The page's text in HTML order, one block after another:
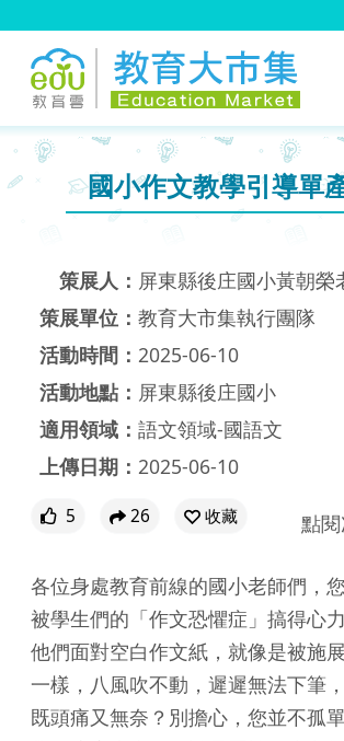
::: 國小作文教學引導單
策展人： 屏東縣後庄國小黃朝榮
策展單位： 教育大市集執行團隊
活動時間： 2025-06-10
活動地點： 屏東縣後庄國小
適用領域： 語文領域-國語文
上傳日期： 2025-06-10
5 26 收藏 點
各位身處教育前線的國小老師們，
被學生們的「作文恐懼症」搞得心
他們面對空白作文紙，就像是被施
一樣，八風吹不動，遲遲無法下筆
既頭痛又無奈？別擔心，您並不孤